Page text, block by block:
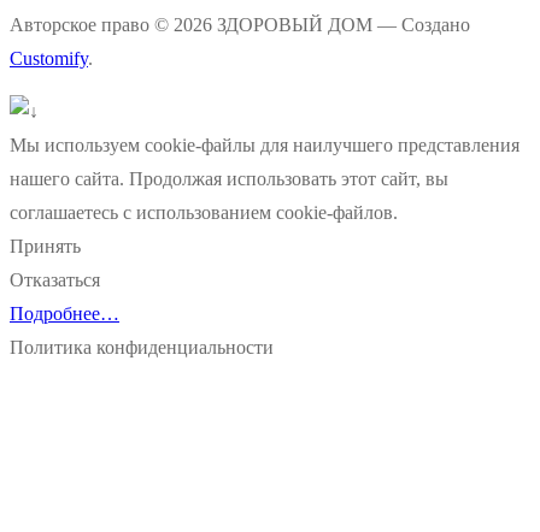
Авторское право © 2026 ЗДОРОВЫЙ ДОМ — Создано
Customify.
Мы используем cookie-файлы для наилучшего представления
нашего сайта. Продолжая использовать этот сайт, вы
соглашаетесь с использованием cookie-файлов.
Принять
Отказаться
Подробнее…
Политика конфиденциальности